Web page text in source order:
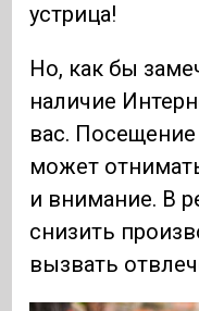
устрица!
Но, как бы
наличие
вас.
может
и внимание. В
снизить
вызвать